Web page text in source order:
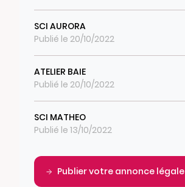
SCI AURORA
Publié le 20/10/2022
ATELIER BAIE
Publié le 20/10/2022
SCI MATHEO
Publié le 13/10/2022
Publier votre annonce légale